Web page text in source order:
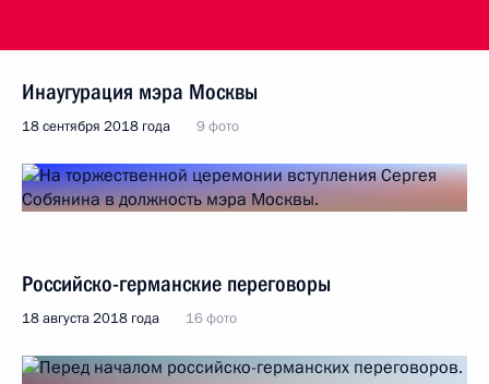
Инаугурация мэра Москвы
18 сентября 2018 года 9 фото
Российско-германские переговоры
18 августа 2018 года 16 фото